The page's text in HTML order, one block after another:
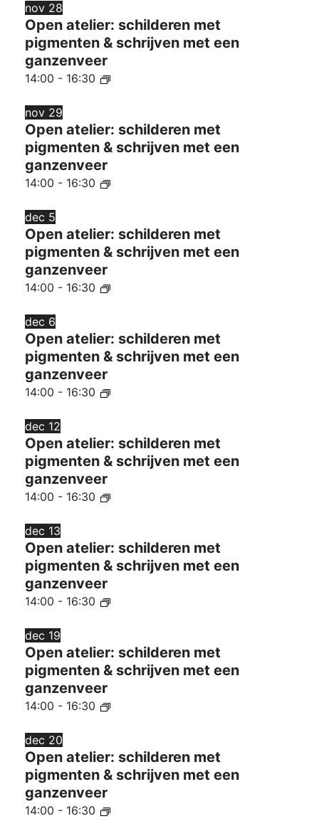
nov 28
Open atelier: schilderen met
pigmenten & schrijven met een
ganzenveer
14:00 - 16:30
nov 29
Open atelier: schilderen met
pigmenten & schrijven met een
ganzenveer
14:00 - 16:30
dec 5
Open atelier: schilderen met
pigmenten & schrijven met een
ganzenveer
14:00 - 16:30
dec 6
Open atelier: schilderen met
pigmenten & schrijven met een
ganzenveer
14:00 - 16:30
dec 12
Open atelier: schilderen met
pigmenten & schrijven met een
ganzenveer
14:00 - 16:30
dec 13
Open atelier: schilderen met
pigmenten & schrijven met een
ganzenveer
14:00 - 16:30
dec 19
Open atelier: schilderen met
pigmenten & schrijven met een
ganzenveer
14:00 - 16:30
dec 20
Open atelier: schilderen met
pigmenten & schrijven met een
ganzenveer
14:00 - 16:30